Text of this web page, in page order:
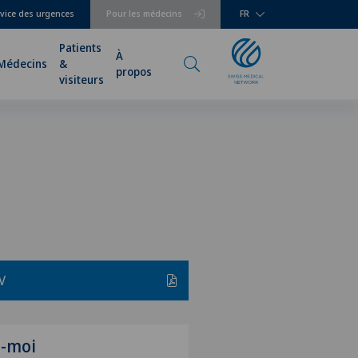
Pour les médecins
des urgences FR
Patients
&
visiteurs
À
propos
moi